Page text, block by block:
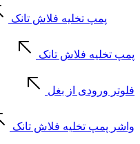
پمپ تخلیه فلاش تانک
پمپ تخلیه فلاش تانک
فلوتر ورودی از بغل
واشر پمپ تخلیه فلاش تانک